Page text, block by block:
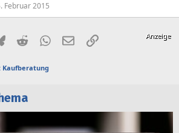
Februar 2015
BlueskyRedditWhatsApp
E-MailLink
Kaufberatung